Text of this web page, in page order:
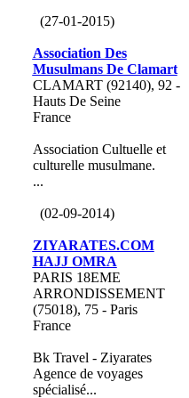
(27-01-2015)
Association Des
Musulmans De Clamart
CLAMART (92140), 92 -
Hauts De Seine
France
Association Cultuelle et
culturelle musulmane.
...
(02-09-2014)
ZIYARATES.COM
HAJJ OMRA
PARIS 18EME
ARRONDISSEMENT
(75018), 75 - Paris
France
Bk Travel - Ziyarates
Agence de voyages
spécialisé...